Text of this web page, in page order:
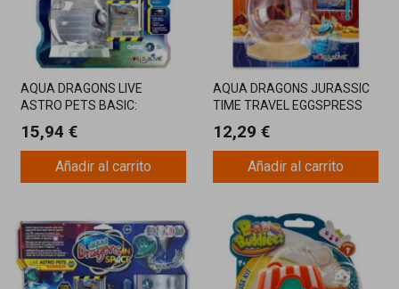
AQUA DRAGONS LIVE
ASTRO PETS BASIC:
VIDA ACUÁTICA
15,94 €
Añadir al carrito
AQUA DRAGONS JURASSIC
TIME TRAVEL EGGSPRESS
12,29 €
Añadir al carrito